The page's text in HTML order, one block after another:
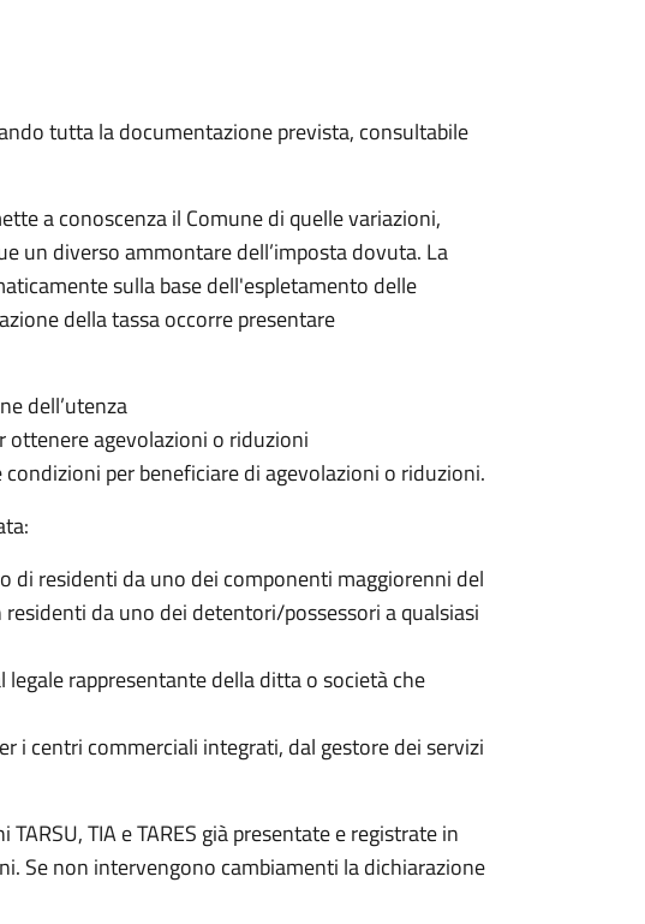
tutta la documentazione prevista, consultabile
a conoscenza il Comune di quelle variazioni,
un diverso ammontare dell’imposta dovuta. La
sulla base dell'espletamento delle
della tassa occorre presentare
dell’utenza
ottenere agevolazioni o riduzioni
per beneficiare di agevolazioni o riduzioni.
di residenti da uno dei componenti maggiorenni del
da uno dei detentori/possessori a qualsiasi
rappresentante della ditta o società che
i centri commerciali integrati, dal gestore dei servizi
TIA e TARES già presentate e registrate in
Se non intervengono cambiamenti la dichiarazione